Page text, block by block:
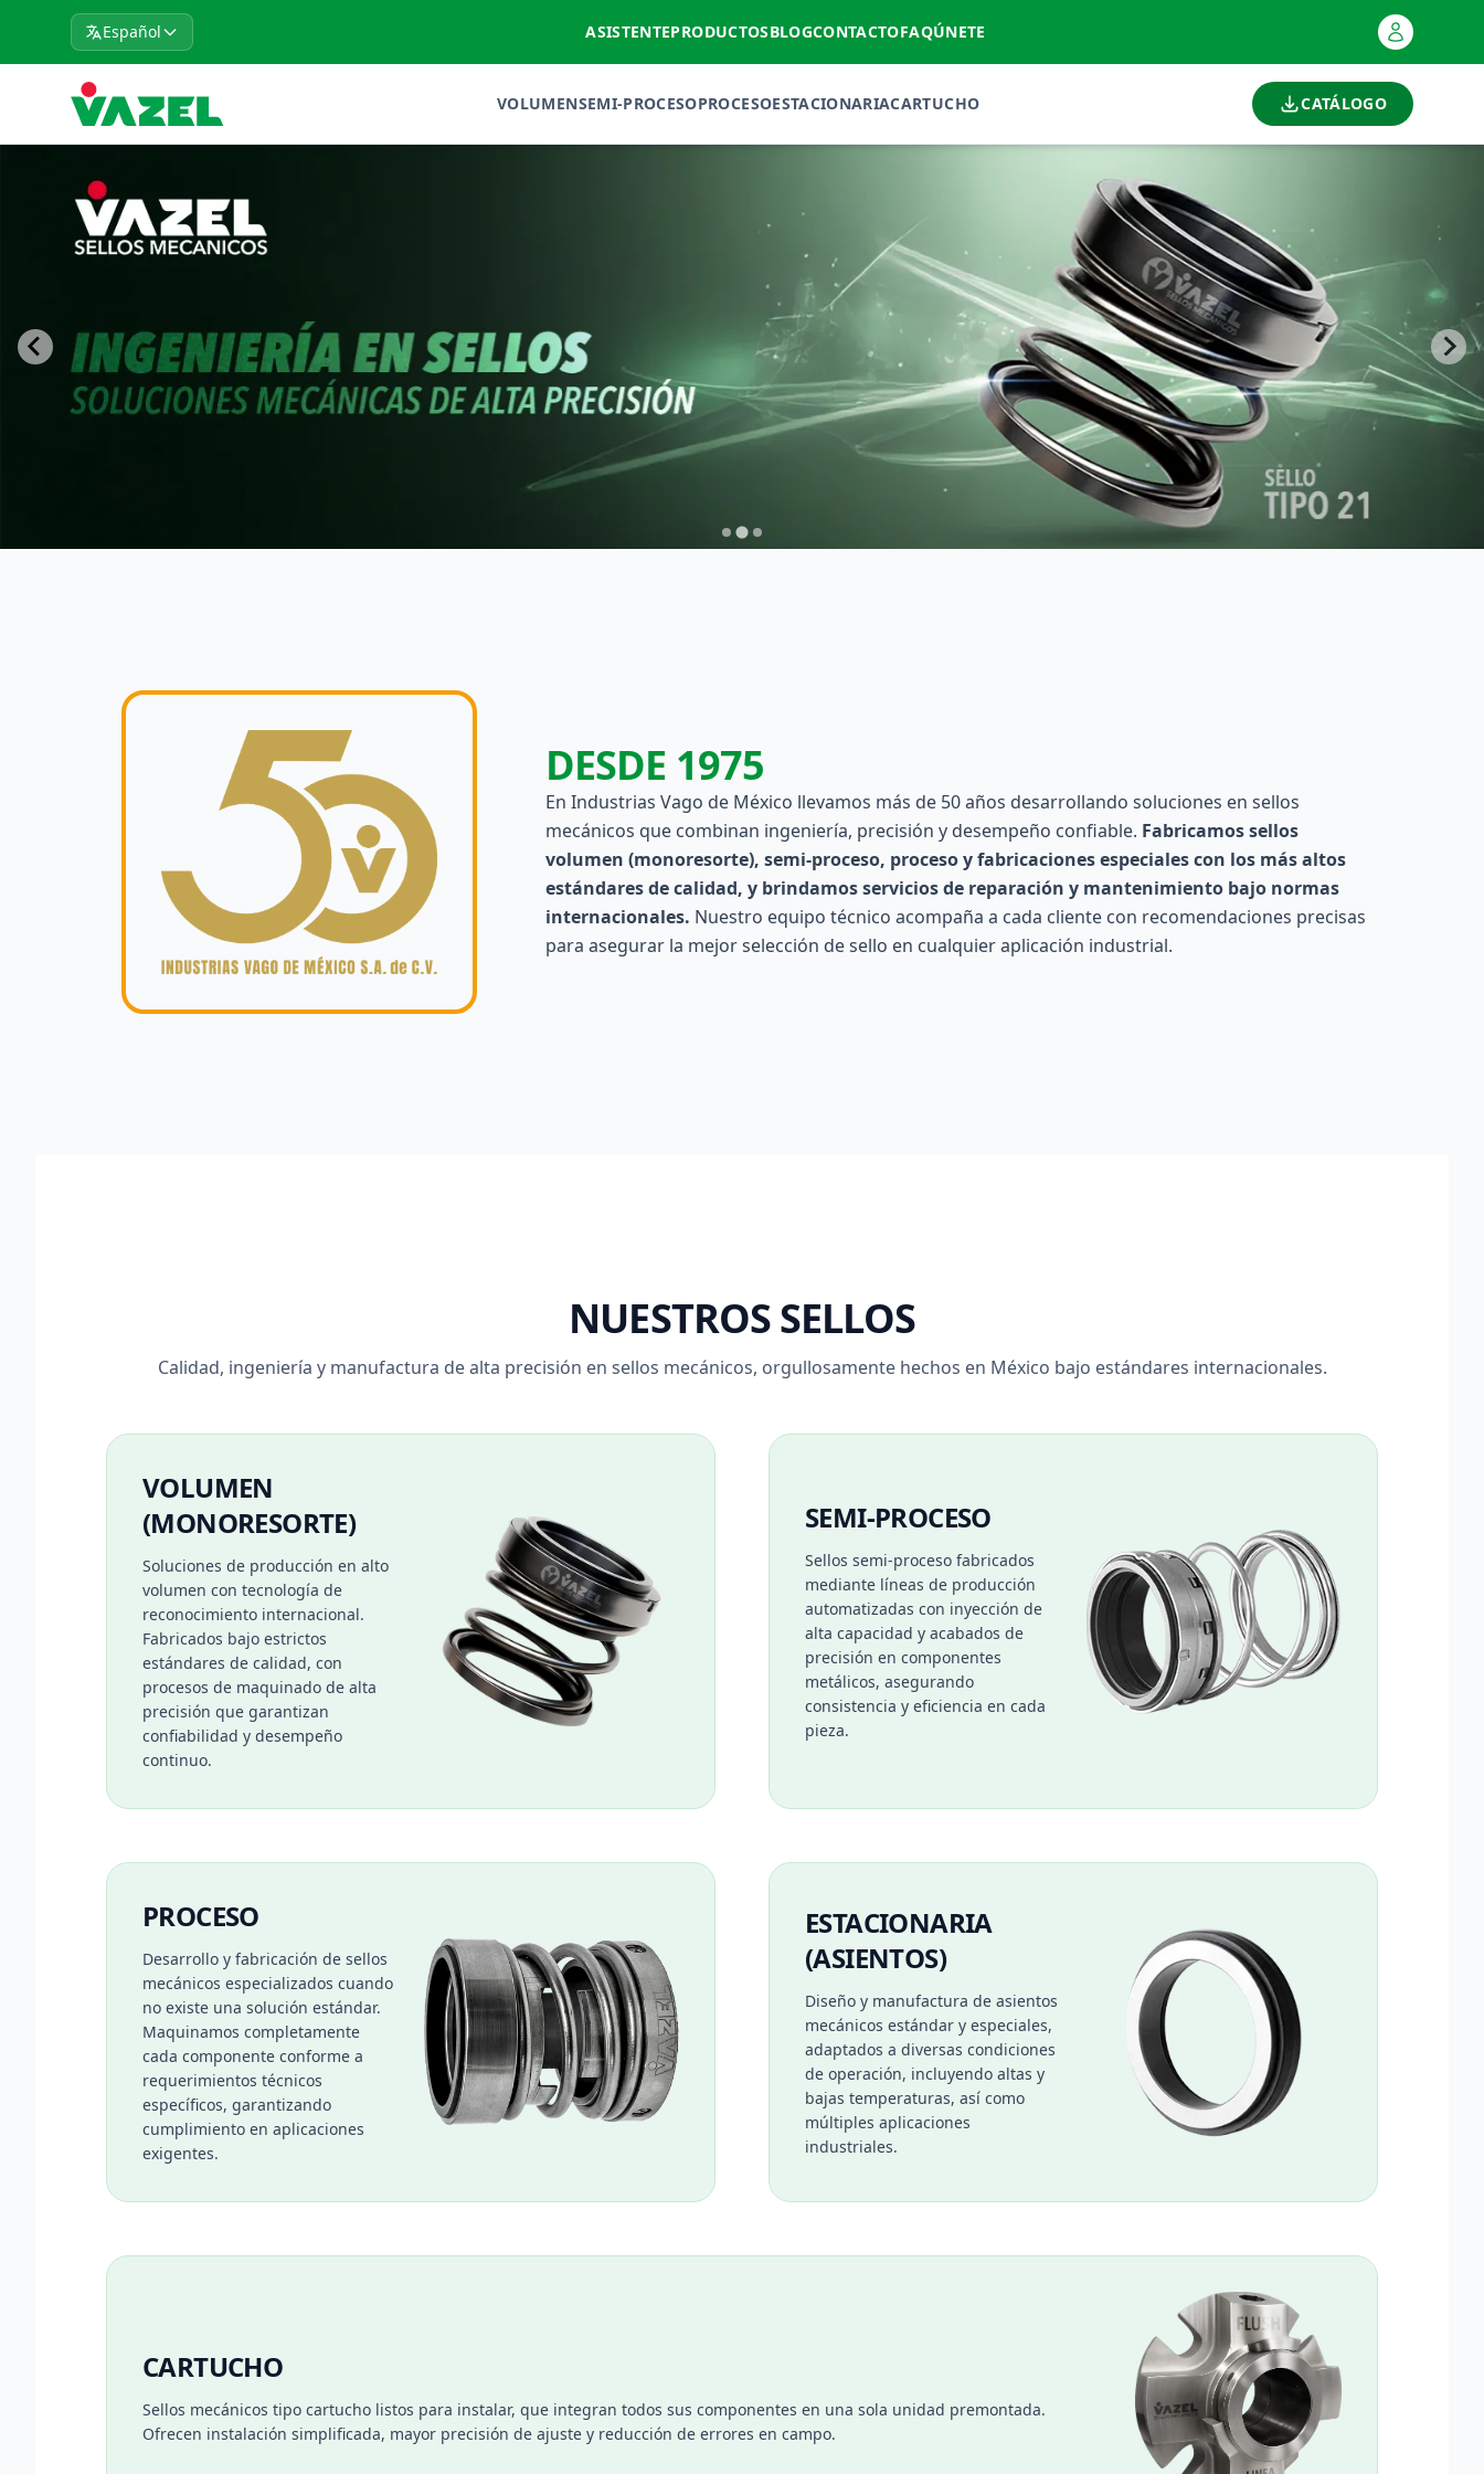
Español ASISTENTEPRODUCTOSBLOGCONTACTOFAQÚNETE
VOLUMENSEMI-PROCESOPROCESOESTACIONARIACARTUCHO CATÁLOGO
DESDE 1975
En Industrias Vago de México llevamos más de 50 años desarrollando soluciones en sellos
mecánicos que combinan ingeniería, precisión y desempeño confiable. Fabricamos sellos
volumen (monoresorte), semi-proceso, proceso y fabricaciones especiales con los más altos
estándares de calidad, y brindamos servicios de reparación y mantenimiento bajo normas
internacionales. Nuestro equipo técnico acompaña a cada cliente con recomendaciones precisas
para asegurar la mejor selección de sello en cualquier aplicación industrial.
NUESTROS SELLOS
Calidad, ingeniería y manufactura de alta precisión en sellos mecánicos, orgullosamente hechos en México bajo estándares internacionales.
VOLUMEN
(MONORESORTE)
Soluciones de producción en alto
volumen con tecnología de
reconocimiento internacional.
Fabricados bajo estrictos
estándares de calidad, con
procesos de maquinado de alta
precisión que garantizan
confiabilidad y desempeño
continuo.
SEMI-PROCESO
Sellos semi-proceso fabricados
mediante líneas de producción
automatizadas con inyección de
alta capacidad y acabados de
precisión en componentes
metálicos, asegurando
consistencia y eficiencia en cada
pieza.
PROCESO
Desarrollo y fabricación de sellos
mecánicos especializados cuando
no existe una solución estándar.
Maquinamos completamente
cada componente conforme a
requerimientos técnicos
específicos, garantizando
cumplimiento en aplicaciones
exigentes.
ESTACIONARIA
(ASIENTOS)
Diseño y manufactura de asientos
mecánicos estándar y especiales,
adaptados a diversas condiciones
de operación, incluyendo altas y
bajas temperaturas, así como
múltiples aplicaciones
industriales.
CARTUCHO
Sellos mecánicos tipo cartucho listos para instalar, que integran todos sus componentes en una sola unidad premontada.
Ofrecen instalación simplificada, mayor precisión de ajuste y reducción de errores en campo.